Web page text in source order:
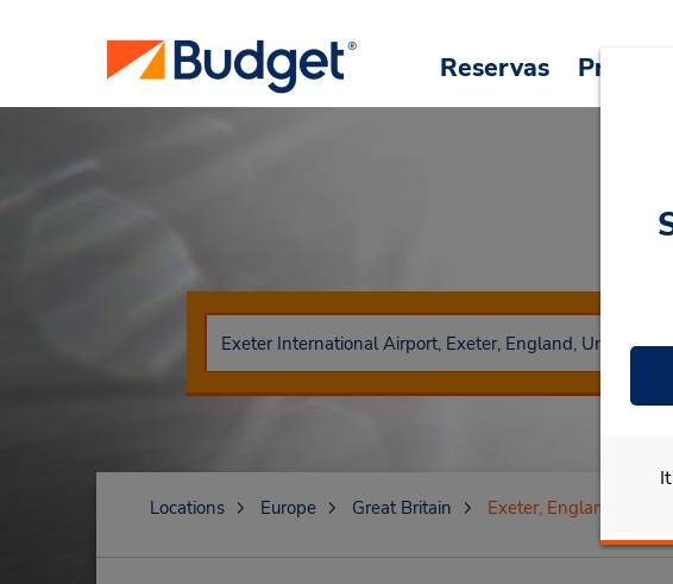
Reservas
Locations Europe Great Britain Exeter, England